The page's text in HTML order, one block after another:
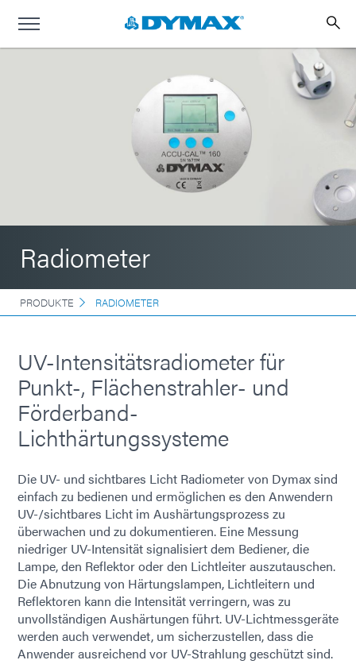
Radiometer
PRODUKTE RADIOMETER
UV-Intensitätsradiometer für
Punkt-, Flächenstrahler- und
Förderband-
Lichthärtungssysteme
Die UV- und sichtbares Licht Radiometer von Dymax sind
einfach zu bedienen und ermöglichen es den Anwendern
UV-/sichtbares Licht im Aushärtungsprozess zu
überwachen und zu dokumentieren. Eine Messung
niedriger UV-Intensität signalisiert dem Bediener, die
Lampe, den Reflektor oder den Lichtleiter auszutauschen.
Die Abnutzung von Härtungslampen, Lichtleitern und
Reflektoren kann die Intensität verringern, was zu
unvollständigen Aushärtungen führt. UV-Lichtmessgeräte
werden auch verwendet, um sicherzustellen, dass die
Anwender ausreichend vor UV-Strahlung geschützt sind.